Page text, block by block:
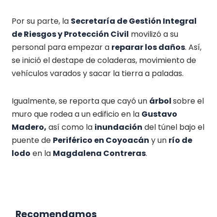
Por su parte, la Secretaría de Gestión Integral
de Riesgos y Protección Civil movilizó a su
personal para empezar a reparar los daños. Así,
se inició el destape de coladeras, movimiento de
vehículos varados y sacar la tierra a paladas.
Igualmente, se reporta que cayó un árbolsobre el
muro que rodea a un edificio en la Gustavo
Madero, así como la inundación del túnel bajo el
puente de Periférico en Coyoacán y un río de
lodo en la Magdalena Contreras.